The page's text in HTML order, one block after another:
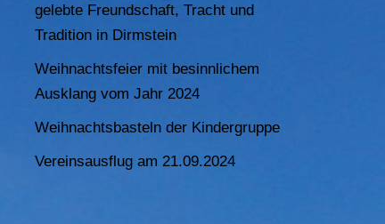
gelebte Freundschaft, Tracht und
Tradition in Dirmstein
Weihnachtsfeier mit besinnlichem
Ausklang vom Jahr 2024
Weihnachtsbasteln der Kindergruppe
Vereinsausflug am 21.09.2024